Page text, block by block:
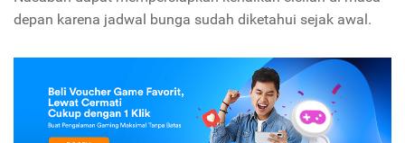
depan karena jadwal bunga sudah diketahui sejak awal.